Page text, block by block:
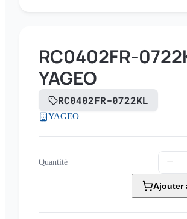
RC0402FR-
YAGEO
RC0402FR-0722KL
YAGEO
Quantité
Ajouter